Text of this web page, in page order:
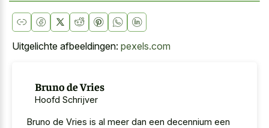
Uitgelichte afbeeldingen: pexels.com
Bruno de Vries
Hoofd Schrijver
Bruno de Vries is al meer dan een decennium een